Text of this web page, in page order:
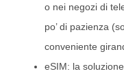
o nei negozi di
po’ di pazienza
conveniente
eSIM: la